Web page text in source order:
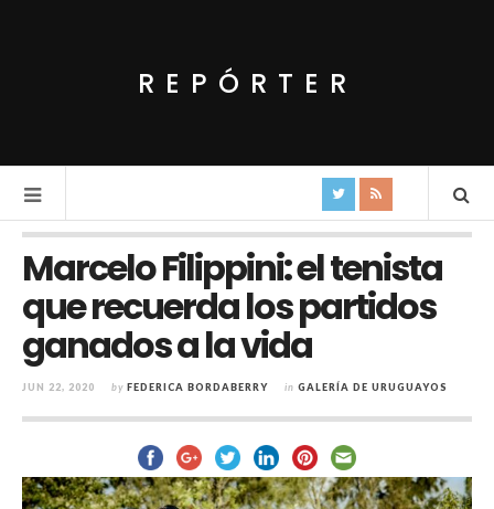
REPÓRTER
Marcelo Filippini: el tenista
que recuerda los partidos
ganados a la vida
JUN 22, 2020 by FEDERICA BORDABERRY in GALERÍA DE URUGUAYOS